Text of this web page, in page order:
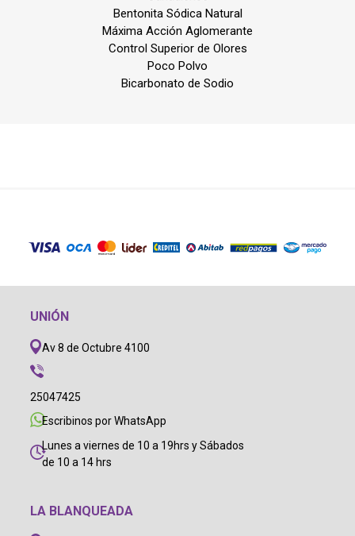
Bentonita Sódica Natural
Máxima Acción Aglomerante
Control Superior de Olores
Poco Polvo
Bicarbonato de Sodio
UNIÓN
Av 8 de Octubre 4100
25047425
Escribinos por WhatsApp
Lunes a viernes de 10 a 19hrs y Sábados
de 10 a 14 hrs
LA BLANQUEADA